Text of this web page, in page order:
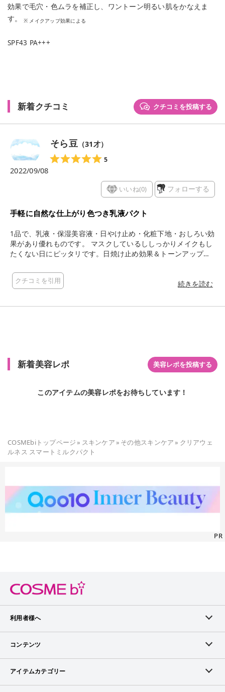
効果で毛穴・色ムラを補正し、ワントーン明るい肌をかなえま
す。
※ メイクアップ効果による
SPF43 PA+++
新着クチコミ クチコミを投稿する
そら豆（31才）
5
2022/09/08
いいね(0) フォローする
手軽に自然な仕上がり色つき乳液パクト
1品で、乳液・保湿美容液・日やけ止め・化粧下地・おしろい効
果があり優れものです。 マスクしているししっかりメイクもし
たくない日にピッタリです。日焼け止め効果＆トーンアップも
クチコミを引用
続きを読む
新着美容レポ 美容レポを投稿する
このアイテムの美容レポをお待ちしています！
COSMEbiトップページ» スキンケア» その他スキンケア» クリアウェ
ルネス スマートミルクパクト
PR
利用者様へ
メンバーログイン
メンバー会員について
コンテンツ
ランキング
アイテムカテゴリー